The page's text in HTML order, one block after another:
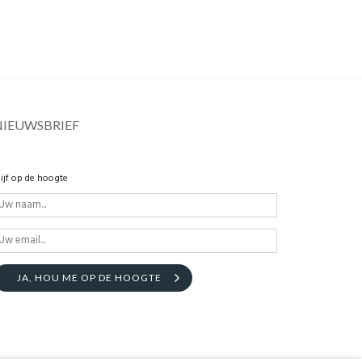
op de hoogte
JA, HOU ME OP DE HOOGTE